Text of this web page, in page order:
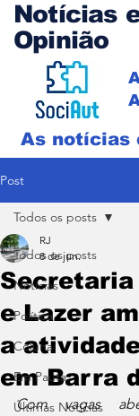
Notícias
Opinião
As notícias
Post
Todos os posts
Notícias
Política
Coluna
Em Pauta
Últimas Notícias
Todos os posts
e Lazer
a
em Barra
RJ
8 de jun.
Com vagas